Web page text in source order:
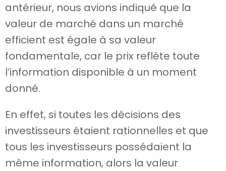
antérieur, nous avions indiqué que la
valeur de marché dans un marché
efficient est égale à sa valeur
fondamentale, car le prix reflète toute
l’information disponible à un moment
donné.
En effet, si toutes les décisions des
investisseurs étaient rationnelles et que
tous les investisseurs possédaient la
même information, alors la valeur